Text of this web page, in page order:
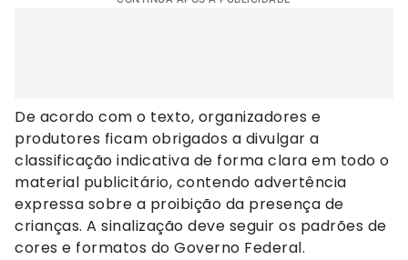
De acordo com o texto, organizadores e
produtores ficam obrigados a divulgar a
classificação indicativa de forma clara em todo o
material publicitário, contendo advertência
expressa sobre a proibição da presença de
crianças. A sinalização deve seguir os padrões de
cores e formatos do Governo Federal.